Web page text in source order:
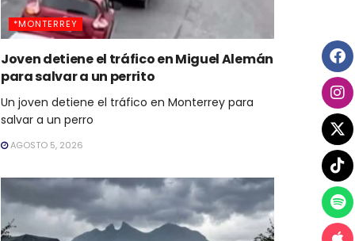
*MONTERREY
Joven detiene el tráfico en Miguel Alemán
para salvar a un perrito
Un joven detiene el tráfico en Monterrey para
salvar a un perro
AGOSTO 5, 2026